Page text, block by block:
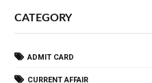
CATEGORY
ADMIT CARD
CURRENT AFFAIR